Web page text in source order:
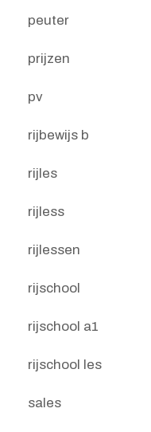
peuter
prijzen
pv
rijbewijs b
rijles
rijless
rijlessen
rijschool
rijschool a1
rijschool les
sales